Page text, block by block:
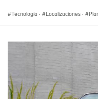
Tecnología · Localizaciones ·